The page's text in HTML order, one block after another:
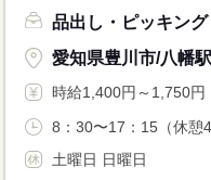
品出し・ピッキング
愛知県豊川市/八幡
時給1,400円～1,750円
8：30〜17：15（休憩
土曜日 日曜日